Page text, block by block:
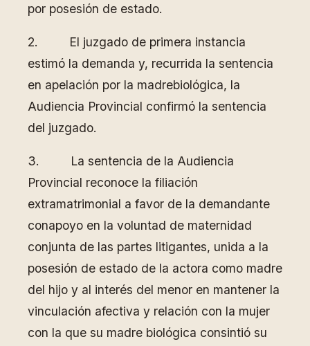
por posesión de estado.
2. El juzgado de primera instancia
estimó la demanda y, recurrida la sentencia
en apelación por la madrebiológica, la
Audiencia Provincial confirmó la sentencia
del juzgado.
3. La sentencia de la Audiencia
Provincial reconoce la filiación
extramatrimonial a favor de la demandante
conapoyo en la voluntad de maternidad
conjunta de las partes litigantes, unida a la
posesión de estado de la actora como madre
del hijo y al interés del menor en mantener la
vinculación afectiva y relación con la mujer
con la que su madre biológica consintió su